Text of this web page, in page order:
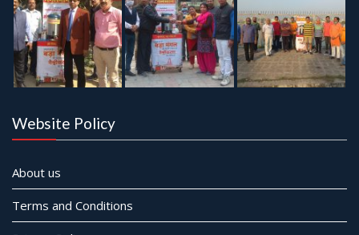
Website Policy
About us
Terms and Conditions